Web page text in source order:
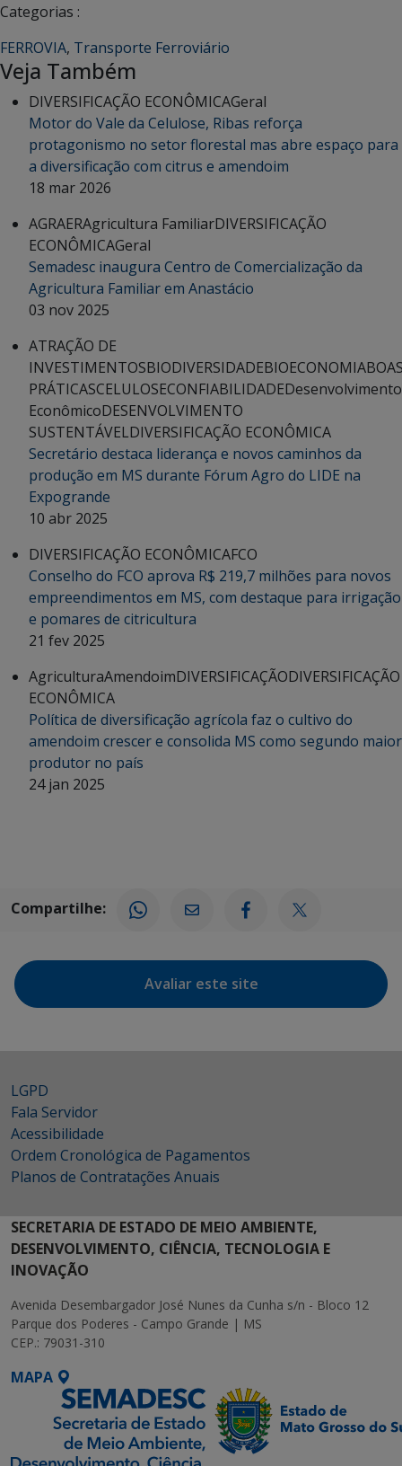
Categorias :
FERROVIA, Transporte Ferroviário
Veja Também
DIVERSIFICAÇÃO ECONÔMICAGeral
Motor do Vale da Celulose, Ribas reforça
protagonismo no setor florestal mas abre espaço para
a diversificação com citrus e amendoim
18 mar 2026
AGRAERAgricultura FamiliarDIVERSIFICAÇÃO
ECONÔMICAGeral
Semadesc inaugura Centro de Comercialização da
Agricultura Familiar em Anastácio
03 nov 2025
ATRAÇÃO DE
INVESTIMENTOSBIODIVERSIDADEBIOECONOMIA
PRÁTICASCELULOSECONFIABILIDADEDesenvolvimento
EconômicoDESENVOLVIMENTO
SUSTENTÁVELDIVERSIFICAÇÃO ECONÔMICA
Secretário destaca liderança e novos caminhos da
produção em MS durante Fórum Agro do LIDE na
Expogrande
10 abr 2025
DIVERSIFICAÇÃO ECONÔMICAFCO
Conselho do FCO aprova R$ 219,7 milhões para novos
empreendimentos em MS, com destaque para irrigação
e pomares de citricultura
21 fev 2025
AgriculturaAmendoimDIVERSIFICAÇÃODIVERSIFICAÇÃO
ECONÔMICA
Política de diversificação agrícola faz o cultivo do
amendoim crescer e consolida MS como segundo maior
produtor no país
24 jan 2025
Compartilhe:
Avaliar este site
LGPD
Fala Servidor
Acessibilidade
Ordem Cronológica de Pagamentos
Planos de Contratações Anuais
SECRETARIA DE ESTADO DE MEIO AMBIENTE,
DESENVOLVIMENTO, CIÊNCIA, TECNOLOGIA E
INOVAÇÃO
Avenida Desembargador José Nunes da Cunha s/n - Bloco 12
Parque dos Poderes - Campo Grande | MS
CEP.: 79031-310
MAPA